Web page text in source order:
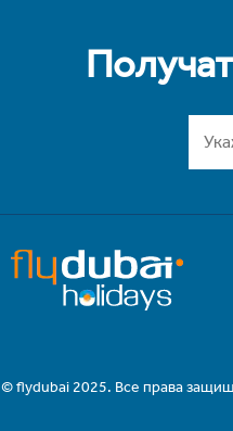
© flydubai 2025. Все права